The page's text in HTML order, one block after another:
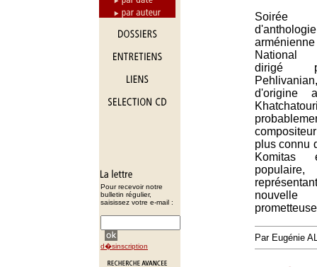
Pour recevoir notre
bulletin régulier,
saisissez votre e-mail :
d�sinscription
Soirée
National
dirigé
d'origine
plus connu
Par Eugénie